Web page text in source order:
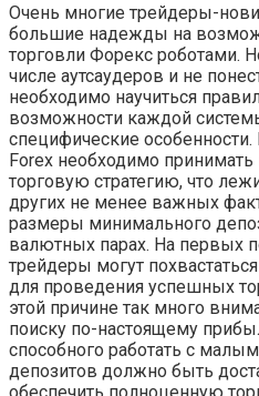
Очень многие трейдеры-
большие надежды на
торговли Форекс роботами.
числе аутсаудеров и не
необходимо научиться
возможности каждой
специфические
Forex необходимо
торговую стратегию, что
других не менее важных
размеры минимального
валютных парах. На первых
трейдеры могут
для проведения успешных
этой причине так много
поиску по-настоящему
способного работать с
депозитов должно быть
обеспечить полноценную